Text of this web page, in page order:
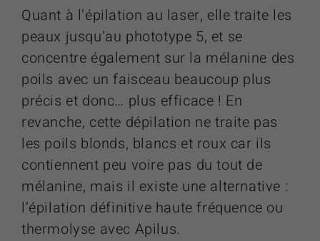
Quant à l’épilation au laser, elle traite les
peaux jusqu’au phototype 5, et se
concentre également sur la mélanine des
poils avec un faisceau beaucoup plus
précis et donc… plus efficace ! En
revanche, cette dépilation ne traite pas
les poils blonds, blancs et roux car ils
contiennent peu voire pas du tout de
mélanine, mais il existe une alternative :
l’épilation définitive haute fréquence ou
thermolyse avec Apilus.